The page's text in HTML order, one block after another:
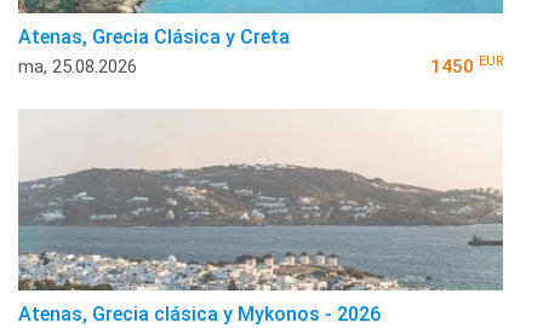
Atenas, Grecia Clásica y Creta
ma, 25.08.2026 1450 EUR
Atenas, Grecia clásica y Mykonos - 2026